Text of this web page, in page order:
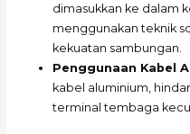
dimasukkan ke dalam
menggunakan teknik
kekuatan sambungan.
Penggunaan Kabel
kabel aluminium,
terminal tembaga